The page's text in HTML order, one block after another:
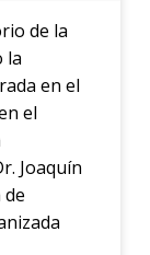
de la
la
en el
el
Joaquín